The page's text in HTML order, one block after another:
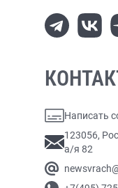
Написать
123056,
а/я 82